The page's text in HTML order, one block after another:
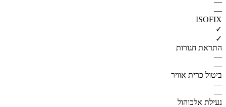
—
ISOFIX
✓
✓
התראת חגורות
—
—
ביטול כרית אוויר
—
—
נעילת אלכוהול